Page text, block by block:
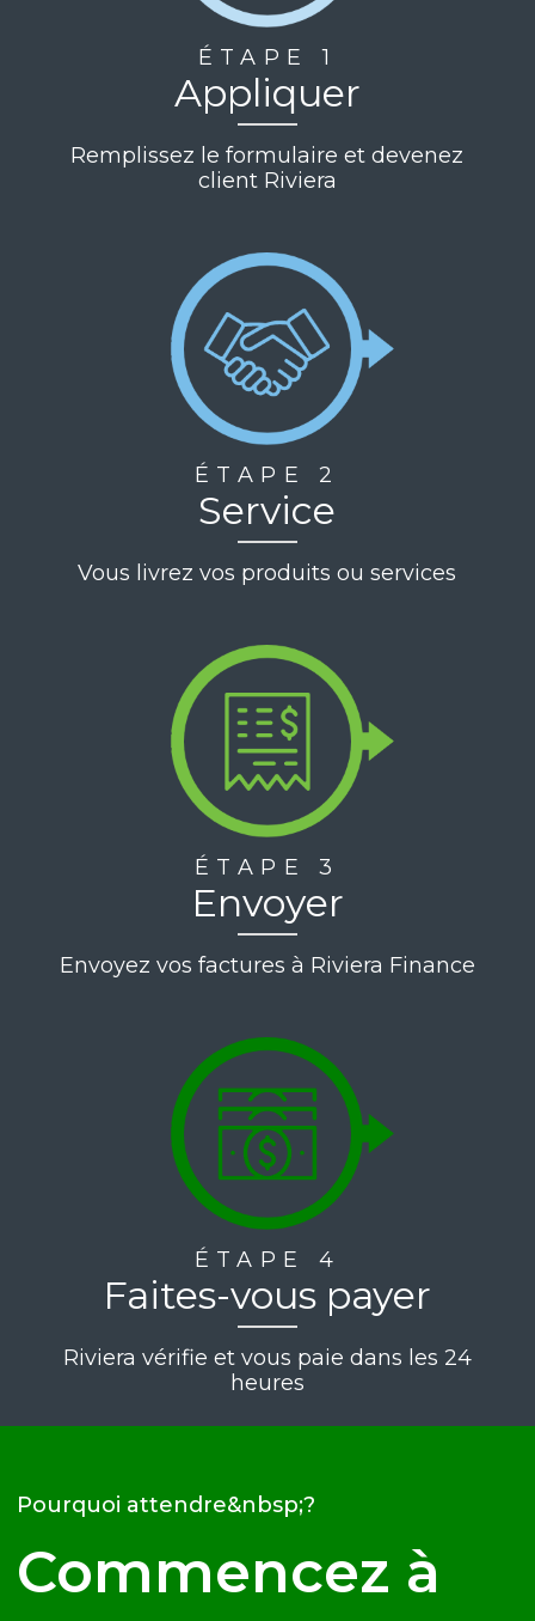
ÉTAPE 1
Appliquer
Remplissez le formulaire et devenez
client Riviera
ÉTAPE 2
Service
Vous livrez vos produits ou services
ÉTAPE 3
Envoyer
Envoyez vos factures à Riviera Finance
ÉTAPE 4
Faites-vous payer
Riviera vérifie et vous paie dans les 24
heures
Pourquoi attendre&nbsp;?
Commencez à